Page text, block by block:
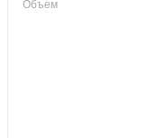
Объем